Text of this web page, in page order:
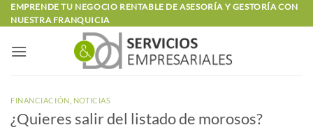
Saltar
al
EMPRENDE TU NEGOCIO RENTABLE DE ASESORÍA Y GESTORÍA CON
NUESTRA FRANQUICIA
FINANCIACIÓN NOTICIAS
¿Quieres salir del listado de morosos?